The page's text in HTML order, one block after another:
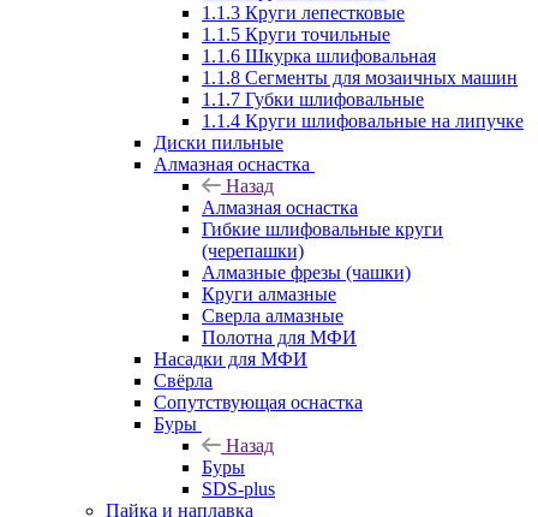
1.1.3 Круги лепестковые
1.1.5 Круги точильные
1.1.6 Шкурка шлифовальная
1.1.8 Сегменты для мозаичных машин
1.1.7 Губки шлифовальные
1.1.4 Круги шлифовальные на липучке
Диски пильные
Алмазная оснастка
Назад
Алмазная оснастка
Гибкие шлифовальные круги
(черепашки)
Алмазные фрезы (чашки)
Круги алмазные
Сверла алмазные
Полотна для МФИ
Насадки для МФИ
Свёрла
Сопутствующая оснастка
Буры
Назад
Буры
SDS-plus
Пайка и наплавка